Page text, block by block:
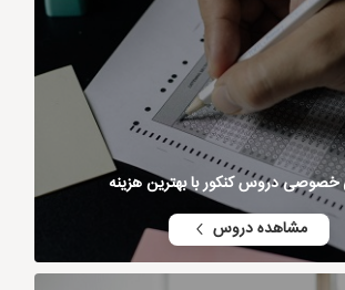
دروس کنکور با بهترین هزینه
مشاهده دروس